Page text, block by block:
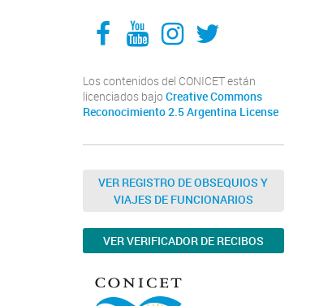
Facebook
YouTube
Instagram
Twitter
Los contenidos del CONICET están
licenciados bajo Creative Commons
Reconocimiento 2.5 Argentina License
VER REGISTRO DE OBSEQUIOS Y
VIAJES DE FUNCIONARIOS
VER VERIFICADOR DE RECIBOS